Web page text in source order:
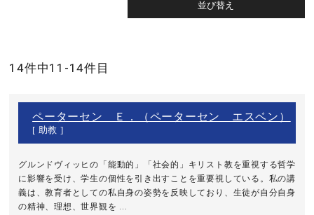
14件中11-14件目
ペーターセン Ｅ．（ペーターセン エスベン）
[ 助教 ]
グルンドヴィッヒの「能動的」「社会的」キリスト教を重視する哲学
に影響を受け、学生の個性を引き出すことを重要視している。私の講
義は、教育者としての私自身の姿勢を反映しており、生徒が自分自身
の精神、理想、世界観を ...